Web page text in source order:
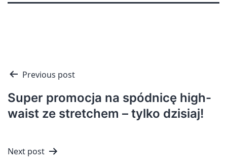
Nawigacja
wpisu
Previous post
Super promocja na spódnicę high-
waist ze stretchem – tylko dzisiaj!
Next post